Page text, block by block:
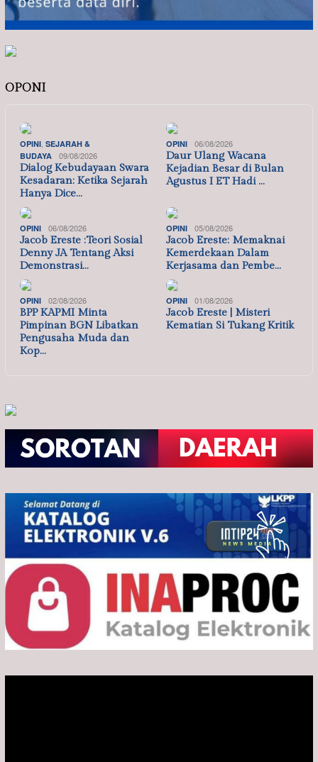
OPONI
OPINI, SEJARAH &
BUDAYA
09/08/2026
Dialog Kebudayaan Swara
Kesadaran: Ketika Sejarah
Hanya Dice…
OPINI 06/08/2026
Daur Ulang Wacana
Kejadian Besar di Bulan
Agustus I ET Hadi …
OPINI 06/08/2026
Jacob Ereste :Teori Sosial
Denny JA Tentang Aksi
Demonstrasi…
OPINI 05/08/2026
Jacob Ereste: Memaknai
Kemerdekaan Dalam
Kerjasama dan Pembe…
OPINI 02/08/2026
BPP KAPMI Minta
Pimpinan BGN Libatkan
Pengusaha Muda dan
Kop…
OPINI 01/08/2026
Jacob Ereste | Misteri
Kematian Si Tukang Kritik